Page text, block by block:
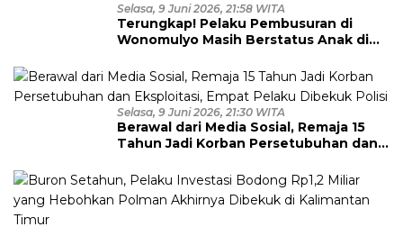
Selasa, 9 Juni 2026, 21:58 WITA
Terungkap! Pelaku Pembusuran di
Wonomulyo Masih Berstatus Anak di
Diamankan
Selasa, 9 Juni 2026, 21:30 WITA
Berawal dari Media Sosial, Remaja 15
Tahun Jadi Korban Persetubuhan dan
Polisi